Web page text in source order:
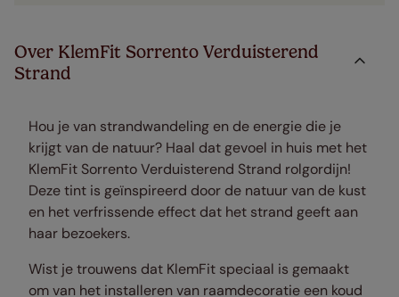
Over KlemFit Sorrento Verduisterend
Strand
Hou je van strandwandeling en de energie die je
krijgt van de natuur? Haal dat gevoel in huis met het
KlemFit Sorrento Verduisterend Strand rolgordijn!
Deze tint is geïnspireerd door de natuur van de kust
en het verfrissende effect dat het strand geeft aan
haar bezoekers.
Wist je trouwens dat KlemFit speciaal is gemaakt
om van het installeren van raamdecoratie een koud